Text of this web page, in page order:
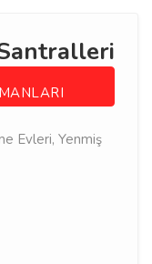
Evleri, Yenmiş